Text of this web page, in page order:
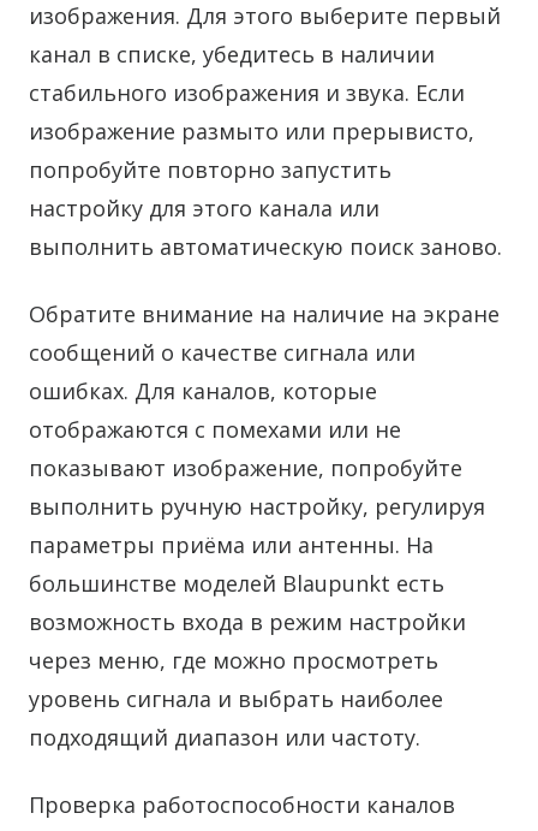
изображения. Для этого выберите первый
канал в списке, убедитесь в наличии
стабильного изображения и звука. Если
изображение размыто или прерывисто,
попробуйте повторно запустить
настройку для этого канала или
выполнить автоматическую поиск заново.
Обратите внимание на наличие на экране
сообщений о качестве сигнала или
ошибках. Для каналов, которые
отображаются с помехами или не
показывают изображение, попробуйте
выполнить ручную настройку, регулируя
параметры приёма или антенны. На
большинстве моделей Blaupunkt есть
возможность входа в режим настройки
через меню, где можно просмотреть
уровень сигнала и выбрать наиболее
подходящий диапазон или частоту.
Проверка работоспособности каналов